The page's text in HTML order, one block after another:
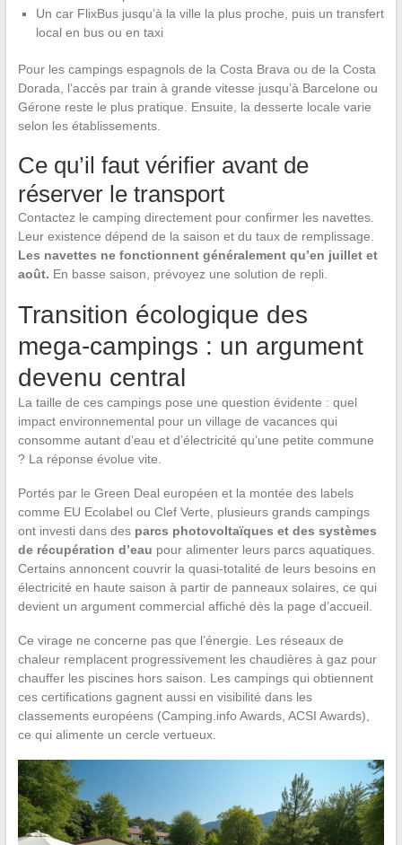
Un car FlixBus jusqu’à la ville la plus proche, puis un transfert
local en bus ou en taxi
Pour les campings espagnols de la Costa Brava ou de la Costa
Dorada, l’accès par train à grande vitesse jusqu’à Barcelone ou
Gérone reste le plus pratique. Ensuite, la desserte locale varie
selon les établissements.
Ce qu’il faut vérifier avant de
réserver le transport
Contactez le camping directement pour confirmer les navettes.
Leur existence dépend de la saison et du taux de remplissage.
Les navettes ne fonctionnent généralement qu’en juillet et
août. En basse saison, prévoyez une solution de repli.
Transition écologique des
mega-campings : un argument
devenu central
La taille de ces campings pose une question évidente : quel
impact environnemental pour un village de vacances qui
consomme autant d’eau et d’électricité qu’une petite commune
? La réponse évolue vite.
Portés par le Green Deal européen et la montée des labels
comme EU Ecolabel ou Clef Verte, plusieurs grands campings
ont investi dans des parcs photovoltaïques et des systèmes
de récupération d’eau pour alimenter leurs parcs aquatiques.
Certains annoncent couvrir la quasi-totalité de leurs besoins en
électricité en haute saison à partir de panneaux solaires, ce qui
devient un argument commercial affiché dès la page d’accueil.
Ce virage ne concerne pas que l’énergie. Les réseaux de
chaleur remplacent progressivement les chaudières à gaz pour
chauffer les piscines hors saison. Les campings qui obtiennent
ces certifications gagnent aussi en visibilité dans les
classements européens (Camping.info Awards, ACSI Awards),
ce qui alimente un cercle vertueux.